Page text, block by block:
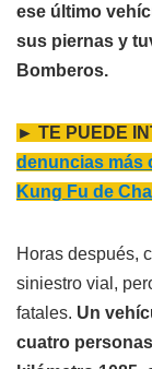
ese último
sus piernas y
Bomberos.
► TE PUEDE
denuncias más
Kung Fu de
Horas después,
siniestro vial,
fatales. Un
cuatro